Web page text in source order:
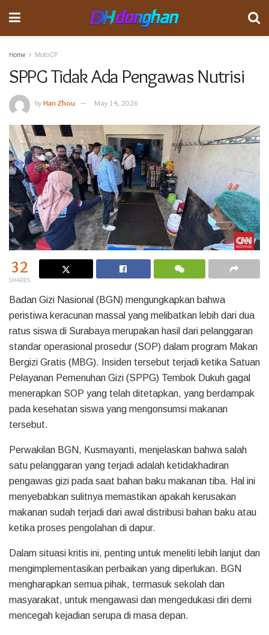
Home MotoGP
SPPG Tidak Ada Pengawas Nutrisi
byHan Zhou May 14, 2026
32
SHARES
Badan Gizi Nasional (BGN) mengungkapkan bahwa
peristiwa keracunan massal yang melibatkan lebih dari dua
ratus siswa di Surabaya merupakan hasil dari pelanggaran
standar operasional prosedur (SOP) dalam program Makan
Bergizi Gratis (MBG). Insiden tersebut terjadi ketika Satuan
Pelayanan Pemenuhan Gizi (SPPG) Tembok Dukuh gagal
menerapkan SOP yang telah ditetapkan, yang berdampak
pada kesehatan siswa yang mengonsumsi makanan
tersebut.
Perwakilan BGN, Kusmayanti, menjelaskan bahwa salah
satu pelanggaran yang terjadi adalah ketidakhadiran
pengawas gizi pada saat bahan baku makanan tiba. Hal ini
menyebabkan sulitnya memastikan apakah kerusakan
makanan sudah terjadi dari awal distribusi bahan baku atau
ketika proses pengolahan di dapur.
Dalam situasi kritis ini, penting untuk meneliti lebih lanjut dan
mengimplementasikan perbaikan yang diperlukan. BGN
mengharapkan semua pihak, termasuk sekolah dan
masyarakat, untuk mengawasi dan mengedukasi diri demi
mencegah kejadian serupa di masa depan.